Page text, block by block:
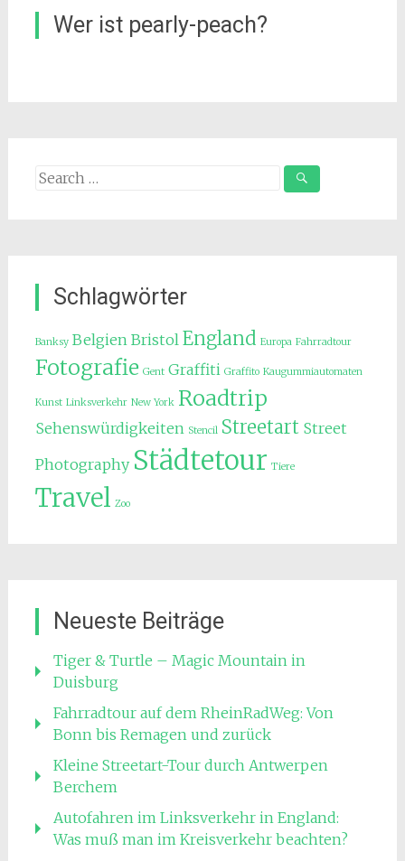
Wer ist pearly-peach?
Search
Schlagwörter
Banksy Belgien Bristol England Europa Fahrradtour
Fotografie Gent Graffiti Graffito Kaugummiautomaten
Kunst Linksverkehr New York Roadtrip
Sehenswürdigkeiten Stencil Streetart Street
Photography Städtetour Tiere
Travel Zoo
Neueste Beiträge
Tiger & Turtle – Magic Mountain in
Duisburg
Fahrradtour auf dem RheinRadWeg: Von
Bonn bis Remagen und zurück
Kleine Streetart-Tour durch Antwerpen
Berchem
Autofahren im Linksverkehr in England:
Was muß man im Kreisverkehr beachten?